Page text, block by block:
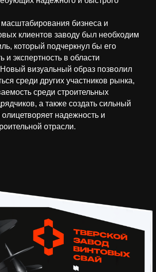
бизнеса и
клиентов заводу был необходим
который подчеркнул бы его
и экспертность в области
Новый визуальный образ позволил
среди других участников рынка,
среди строительных
а также создать сильный
надежность и
отрасли.